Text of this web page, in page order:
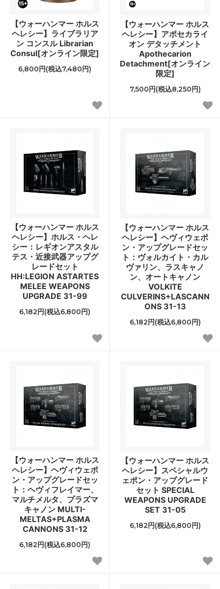
【ウォーハンマー ホルス
ヘレシー】ライブラリア
ン コンスル Librarian
Consul[オンライン限定]
6,800円(税込7,480円)
【ウォーハンマー ホルス
ヘレシー】アポセカライ
オン デタッチメント
Apothecarion
Detachment[オンライン
限定]
7,500円(税込8,250円)
【ウォーハンマー ホルス
ヘレシー】ホルス・ヘレ
シー：レギオンアスタル
テス・近接武器アップグ
レードセット
HH:LEGION ASTARTES
MELEE WEAPONS
UPGRADE 31-99
6,182円(税込6,800円)
【ウォーハンマー ホルス
ヘレシー】ヘヴィウェポ
ン・アップグレードセッ
ト：ヴォルカイト・カル
ヴァリン、ラスキャノ
ン、オートキャノン
VOLKITE
CULVERINS+LASCANN
ONS 31-13
6,182円(税込6,800円)
【ウォーハンマー ホルス
ヘレシー】ヘヴィウェポ
ン・アップグレードセッ
ト：ヘヴィフレイマー、
マルチメルタ、プラズマ
キャノン MULTI-
MELTAS+PLASMA
CANNONS 31-12
6,182円(税込6,800円)
【ウォーハンマー ホルス
ヘレシー】スペシャルウ
ェポン・アップグレード
セット SPECIAL
WEAPONS UPGRADE
SET 31-05
6,182円(税込6,800円)